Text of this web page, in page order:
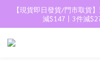
【現貨即日發貨/門市取貨
減$147丨3件減